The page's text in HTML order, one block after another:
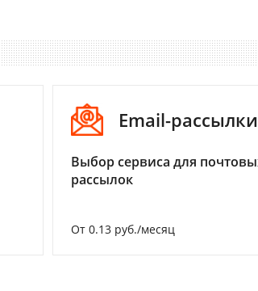
Email-рассылки
Выбор сервиса для
рассылок
От 0.13 руб./месяц